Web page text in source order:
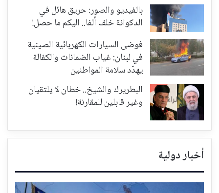
بالفيديو والصور: حريق هائل في
الدكوانة خلف ألفا.. اليكم ما حصل!
فوضى السيارات الكهربائية الصينية
في لبنان: غياب الضمانات والكفالة
يهدّد سلامة المواطنين
البطريرك والشيخ.. خطان لا يلتقيان
وغير قابلين للمقارنة!
أخبار دولية